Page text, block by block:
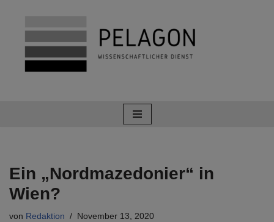
Zum
Inhalt
springen
Ein „Nordmazedonier“ in
Wien?
von Redaktion November 13, 2020